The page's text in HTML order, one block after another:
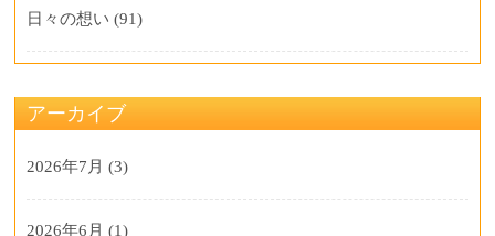
日々の想い (91)
アーカイブ
2026年7月 (3)
2026年6月 (1)